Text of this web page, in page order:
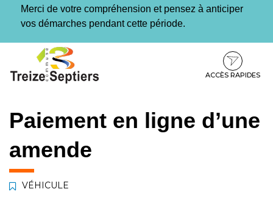
Merci de votre compréhension et pensez à anticiper
vos démarches pendant cette période.
contenu
pied
ACCÈS RAPIDES
Paiement en ligne d’une
amende
VÉHICULE